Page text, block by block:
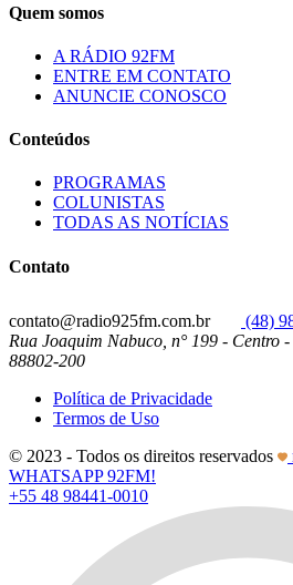
Quem somos
A RÁDIO 92FM
ENTRE EM CONTATO
ANUNCIE CONOSCO
Conteúdos
PROGRAMAS
COLUNISTAS
TODAS AS NOTÍCIAS
Contato
contato@radio925fm.com.br
(48)
Rua Joaquim Nabuco, n° 199 - Centro
88802-200
Política de Privacidade
Termos de Uso
© 2023 - Todos os direitos reservados
WHATSAPP 92FM!
+55 48 98441-0010